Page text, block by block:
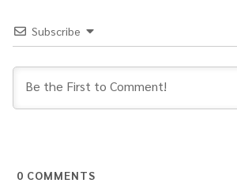
Subscribe
0 COMMENTS